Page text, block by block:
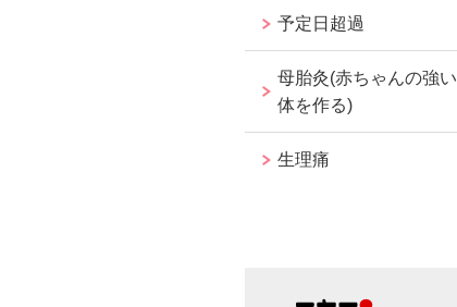
予定日超過
母胎灸(赤ちゃんの強い
体を作る)
生理痛